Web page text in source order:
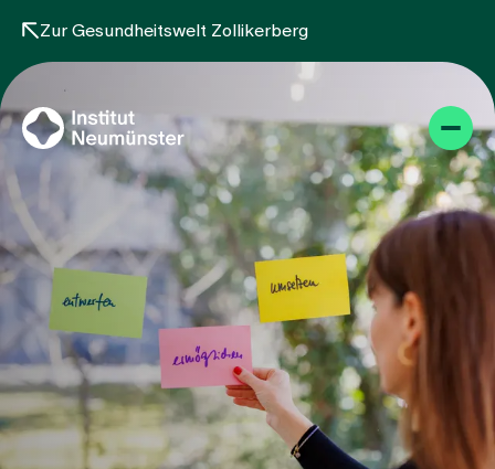
Zur Gesundheitswelt Zollikerberg
Themen
Projekte